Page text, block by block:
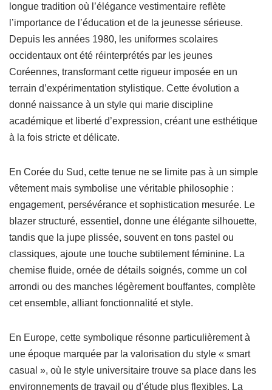
longue tradition où l’élégance vestimentaire reflète
l’importance de l’éducation et de la jeunesse sérieuse.
Depuis les années 1980, les uniformes scolaires
occidentaux ont été réinterprétés par les jeunes
Coréennes, transformant cette rigueur imposée en un
terrain d’expérimentation stylistique. Cette évolution a
donné naissance à un style qui marie discipline
académique et liberté d’expression, créant une esthétique
à la fois stricte et délicate.
En Corée du Sud, cette tenue ne se limite pas à un simple
vêtement mais symbolise une véritable philosophie :
engagement, persévérance et sophistication mesurée. Le
blazer structuré, essentiel, donne une élégante silhouette,
tandis que la jupe plissée, souvent en tons pastel ou
classiques, ajoute une touche subtilement féminine. La
chemise fluide, ornée de détails soignés, comme un col
arrondi ou des manches légèrement bouffantes, complète
cet ensemble, alliant fonctionnalité et style.
En Europe, cette symbolique résonne particulièrement à
une époque marquée par la valorisation du style « smart
casual », où le style universitaire trouve sa place dans les
environnements de travail ou d’étude plus flexibles. La